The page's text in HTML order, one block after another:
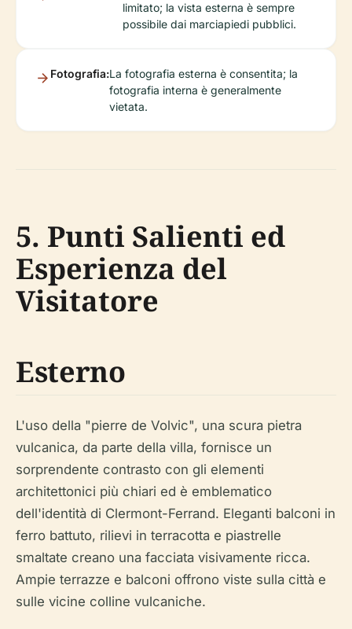
limitato; la vista esterna è sempre
possibile dai marciapiedi pubblici.
Fotografia:La fotografia esterna è consentita; la
fotografia interna è generalmente
vietata.
5. Punti Salienti ed
Esperienza del
Visitatore
Esterno
L'uso della "pierre de Volvic", una scura pietra
vulcanica, da parte della villa, fornisce un
sorprendente contrasto con gli elementi
architettonici più chiari ed è emblematico
dell'identità di Clermont-Ferrand. Eleganti balconi in
ferro battuto, rilievi in terracotta e piastrelle
smaltate creano una facciata visivamente ricca.
Ampie terrazze e balconi offrono viste sulla città e
sulle vicine colline vulcaniche.